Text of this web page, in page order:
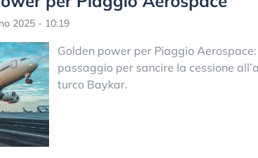
2025 - 10:19
Golden power per Piaggio
passaggio per sancire la cessione
turco Baykar.